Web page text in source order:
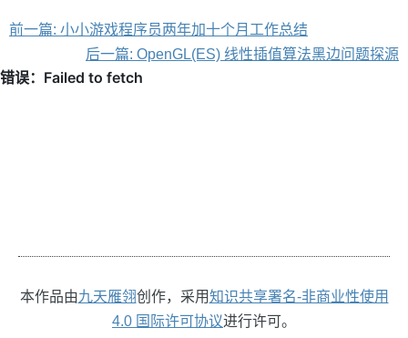
前一篇: 小小游戏程序员两年加十个月工作总结
后一篇: OpenGL(ES) 线性插值算法黑边问题探源
本作品由九天雁翎创作，采用知识共享署名-非商业性使用
4.0 国际许可协议进行许可。